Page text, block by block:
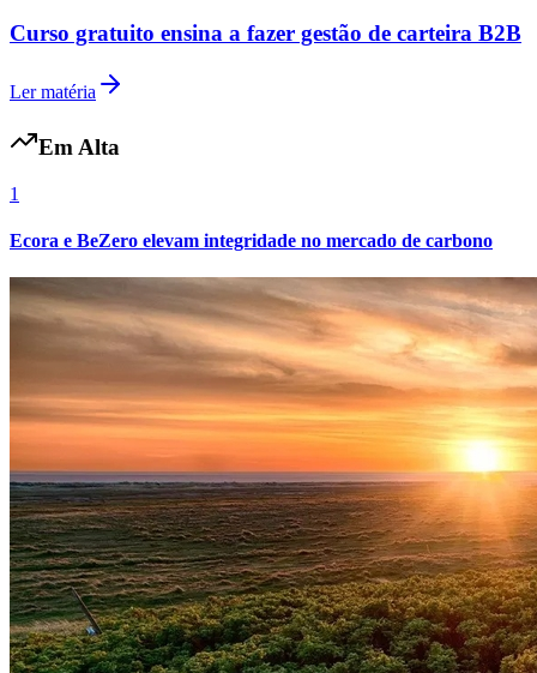
Flamengo
Curso gratuito ensina a fazer gestão de carteira B2B
Ler matéria
Em Alta
1
Ecora e BeZero elevam integridade no mercado de carbono